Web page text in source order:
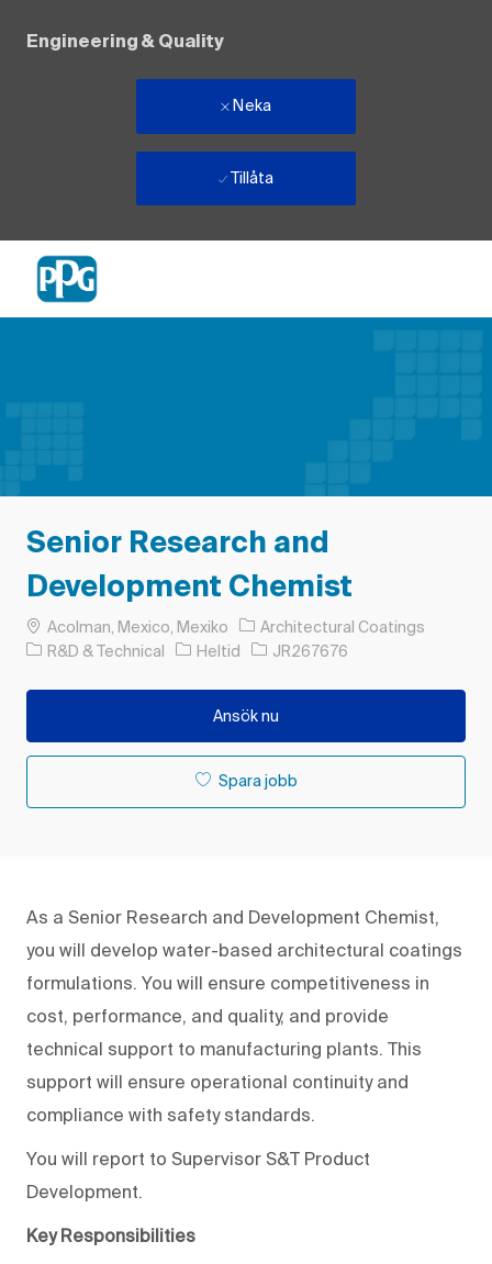
Engineering & Quality
Neka
Tillåta
Senior Research and
Development Chemist
PlatsAcolman, Mexico, Mexiko
Architectural Coatings
Kategori
R&D & Technical Typ av jobb
Heltid Jobb-ID
JR267676
Ansök nu
Spara jobb
As a Senior Research and Development Chemist,
you will develop water-based architectural coatings
formulations. You will ensure competitiveness in
cost, performance, and quality, and provide
technical support to manufacturing plants. This
support will ensure operational continuity and
compliance with safety standards.
You will report to Supervisor S&T Product
Development.
Key Responsibilities